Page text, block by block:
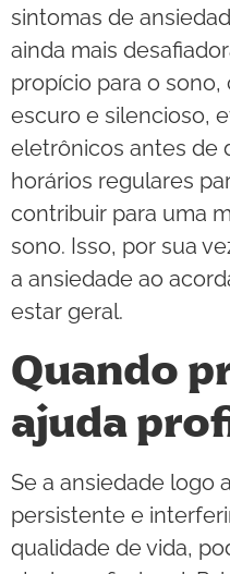
sintomas de
ainda mais
propício para o
escuro e silencioso,
eletrônicos antes de
horários regulares
contribuir para uma
sono. Isso, por sua
a ansiedade ao
estar geral.
Quando
ajuda
Se a ansiedade logo
persistente e
qualidade de vida,